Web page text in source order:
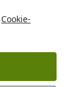
Cookie-bis 5